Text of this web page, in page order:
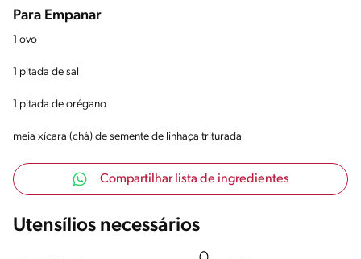
Para Empanar
1 ovo
1 pitada de sal
1 pitada de orégano
meia xícara (chá) de semente de linhaça triturada
Compartilhar lista de ingredientes
Utensílios necessários